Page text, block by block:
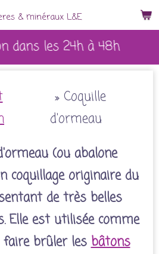
& minéraux L&E
dans les 24h à 48h
» Coquille
d'ormeau
(ou abalone
coquillage originaire du
de très belles
Elle est utilisée comme
faire brûler lesbâtons